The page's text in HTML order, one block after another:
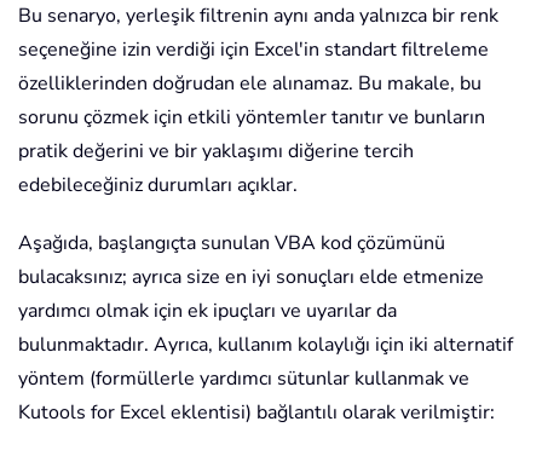
Bu senaryo, yerleşik filtrenin aynı anda yalnızca bir renk
seçeneğine izin verdiği için Excel'in standart filtreleme
özelliklerinden doğrudan ele alınamaz. Bu makale, bu
sorunu çözmek için etkili yöntemler tanıtır ve bunların
pratik değerini ve bir yaklaşımı diğerine tercih
edebileceğiniz durumları açıklar.
Aşağıda, başlangıçta sunulan VBA kod çözümünü
bulacaksınız; ayrıca size en iyi sonuçları elde etmenize
yardımcı olmak için ek ipuçları ve uyarılar da
bulunmaktadır. Ayrıca, kullanım kolaylığı için iki alternatif
yöntem (formüllerle yardımcı sütunlar kullanmak ve
Kutools for Excel eklentisi) bağlantılı olarak verilmiştir: